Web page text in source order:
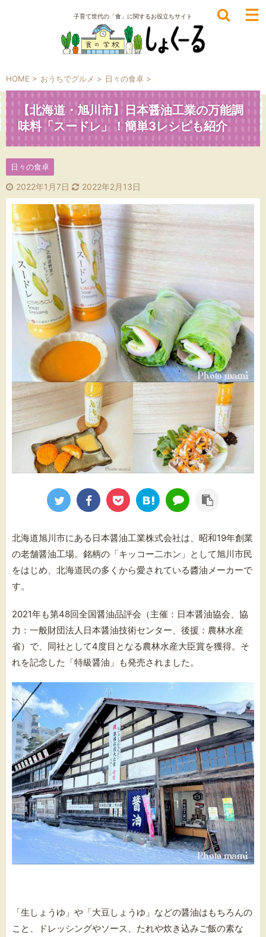
子育て世代の「食」に関するお役立ちサイト
HOME > おうちでグルメ > 日々の食卓 >
【北海道・旭川市】日本醤油工業の万能調
味料「スードレ」！簡単3レシピも紹介
日々の食卓
2022年1月7日 2022年2月13日
北海道旭川市にある日本醤油工業株式会社は、昭和19年創業
の老舗醤油工場。銘柄の「キッコー二ホン」として旭川市民
をはじめ、北海道民の多くから愛されている醬油メーカーで
す。
2021年も第48回全国醤油品評会（主催：日本醤油協会、協
力：一般財団法人日本醤油技術センター、後援：農林水産
省）で、同社として4度目となる農林水産大臣賞を獲得。そ
れを記念した「特級醤油 」も発売されました。
「生しょうゆ」や「大豆しょうゆ」などの醤油はもちろんの
こと、ドレッシングやソース、たれや炊き込みご飯の素な